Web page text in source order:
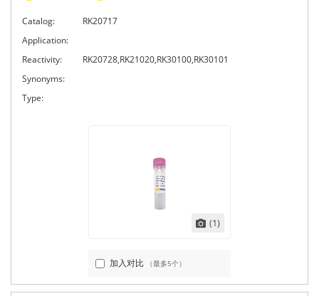
Catalog:
RK20717
Application:
Reactivity:
RK20728,RK21020,RK30100,RK30101
Synonyms:
Type:
(1)
加入对比 （最多5个）